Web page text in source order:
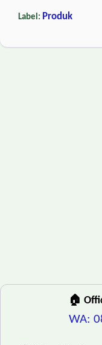
Label: Produk
🏠
WA: